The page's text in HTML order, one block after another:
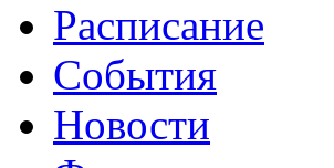
Расписание
События
Новости